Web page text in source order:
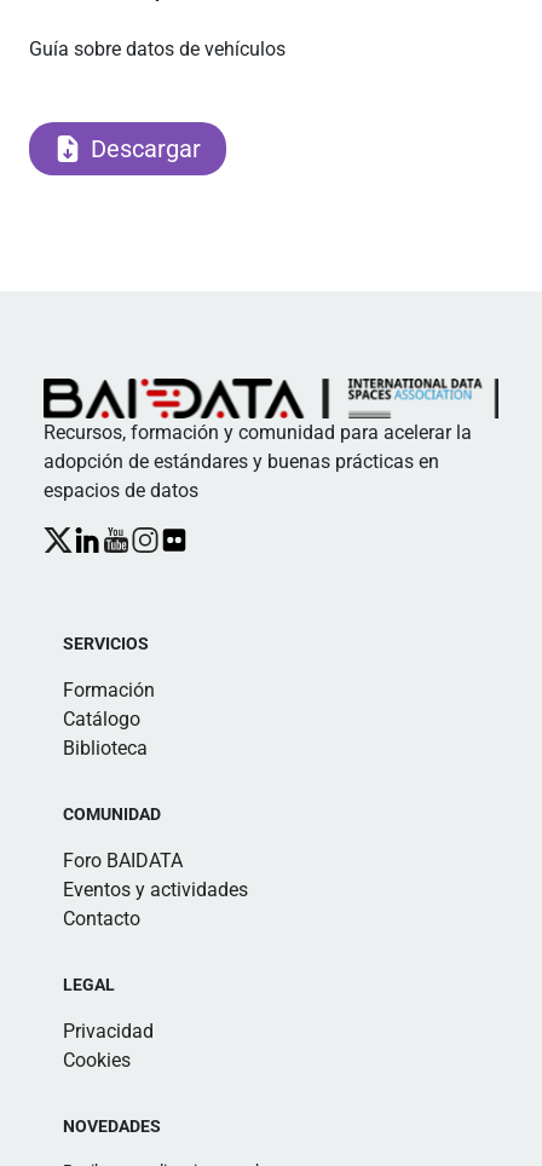
Guía sobre datos de vehículos
Descargar
Recursos, formación y comunidad para acelerar la
adopción de estándares y buenas prácticas en
espacios de datos
SERVICIOS
Formación
Catálogo
Biblioteca
COMUNIDAD
Foro BAIDATA
Eventos y actividades
Contacto
LEGAL
Privacidad
Cookies
NOVEDADES